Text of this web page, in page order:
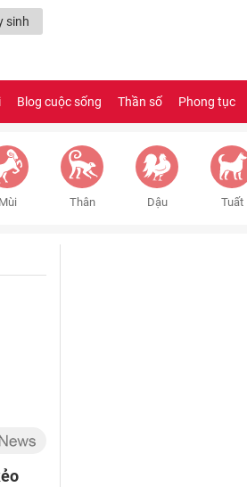
sinh
Blog cuộc sống Thần số Phong tục
Mùi Thân Dậu Tuất